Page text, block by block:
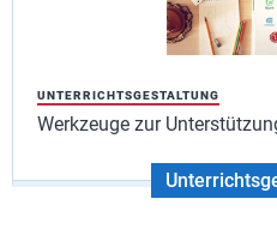
UNTERRICHTSGESTALTUNG
Werkzeuge zur